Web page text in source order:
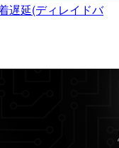
遅延(ディレイドバ